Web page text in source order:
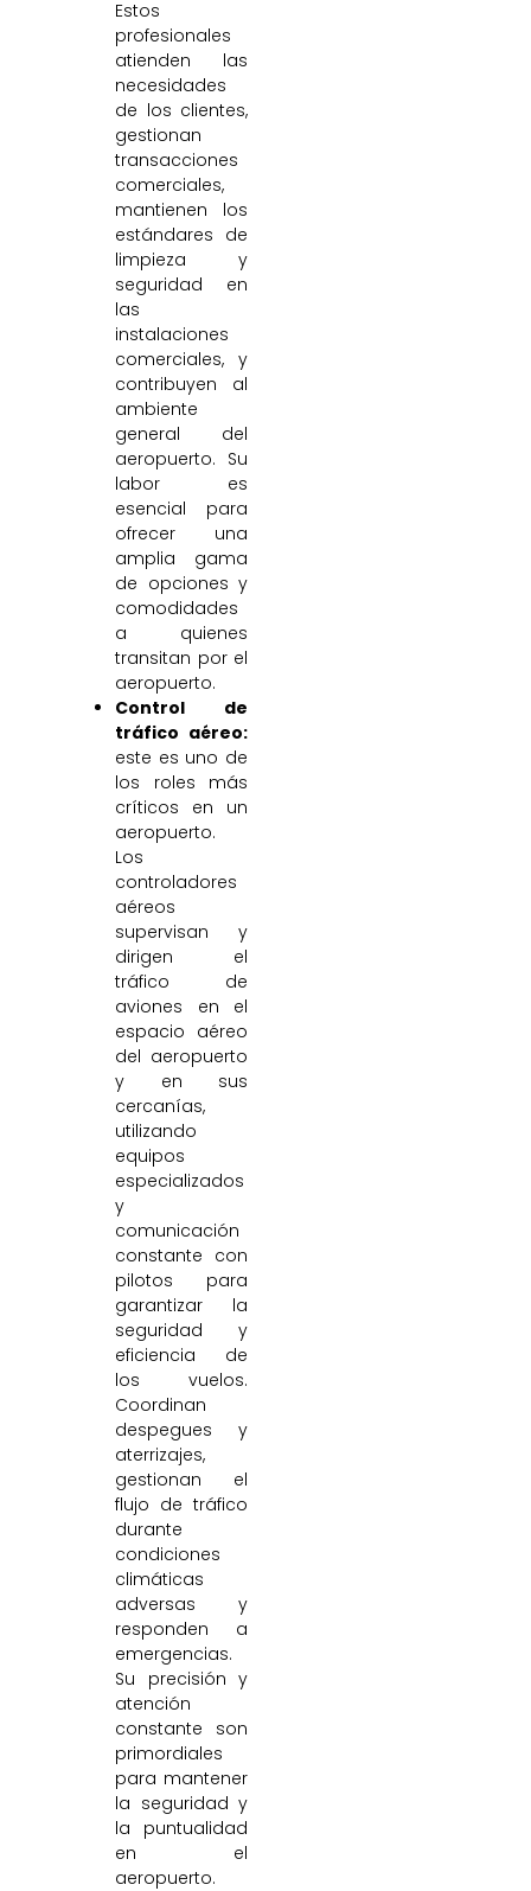
Estos
profesionales
atienden las
necesidades
de los clientes,
gestionan
transacciones
comerciales,
mantienen los
estándares de
limpieza y
seguridad en
las
instalaciones
comerciales, y
contribuyen al
ambiente
general del
aeropuerto. Su
labor es
esencial para
ofrecer una
amplia gama
de opciones y
comodidades
a quienes
transitan por el
aeropuerto.
Control de
tráfico aéreo:
este es uno de
los roles más
críticos en un
aeropuerto.
Los
controladores
aéreos
supervisan y
dirigen el
tráfico de
aviones en el
espacio aéreo
del aeropuerto
y en sus
cercanías,
utilizando
equipos
especializados
y
comunicación
constante con
pilotos para
garantizar la
seguridad y
eficiencia de
los vuelos.
Coordinan
despegues y
aterrizajes,
gestionan el
flujo de tráfico
durante
condiciones
climáticas
adversas y
responden a
emergencias.
Su precisión y
atención
constante son
primordiales
para mantener
la seguridad y
la puntualidad
en el
aeropuerto.